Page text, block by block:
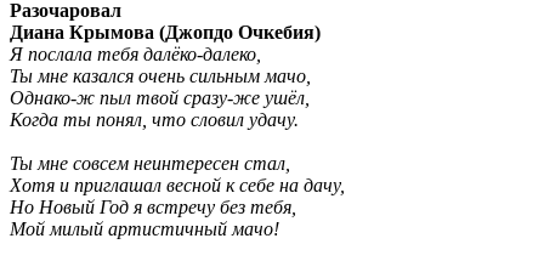
Разочаровал
Диана Крымова (Джопдо Очкебия)
Я послала тебя далёко-далеко,
Ты мне казался очень сильным мачо,
Однако-ж пыл твой сразу-же ушёл,
Когда ты понял, что словил удачу.
Ты мне совсем неинтересен стал,
Хотя и приглашал весной к себе на дачу,
Но Новый Год я встречу без тебя,
Мой милый артистичный мачо!